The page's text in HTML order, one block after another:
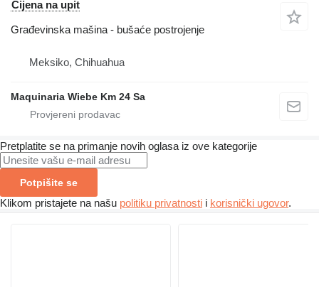
Cijena na upit
Građevinska mašina - bušaće postrojenje
Meksiko, Chihuahua
Maquinaria Wiebe Km 24 Sa
Pretplatite se na primanje novih oglasa iz ove kategorije
Potpišite se
Klikom pristajete na našu politiku privatnosti i korisnički ugovor.